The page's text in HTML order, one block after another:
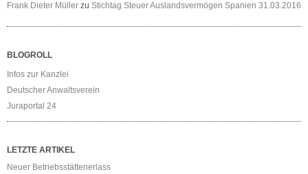
Frank Dieter Müller zu Stichtag Steuer Auslandsvermögen Spanien 31.03.2016
BLOGROLL
Infos zur Kanzlei
Deutscher Anwaltsverein
Juraportal 24
LETZTE ARTIKEL
Neuer Betriebsstättenerlass